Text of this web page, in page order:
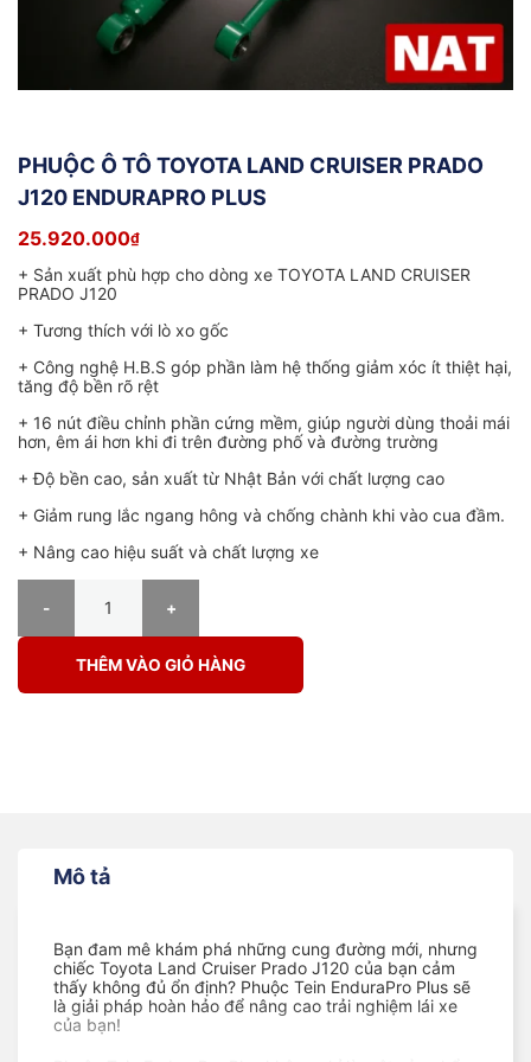
PHUỘC Ô TÔ TOYOTA LAND CRUISER PRADO
J120 ENDURAPRO PLUS
25.920.000₫
+ Sản xuất phù hợp cho dòng xe TOYOTA LAND CRUISER
PRADO J120
+ Tương thích với lò xo gốc
+ Công nghệ H.B.S góp phần làm hệ thống giảm xóc ít thiệt hại,
tăng độ bền rõ rệt
+ 16 nút điều chỉnh phần cứng mềm, giúp người dùng thoải mái
hơn, êm ái hơn khi đi trên đường phố và đường trường
+ Độ bền cao, sản xuất từ Nhật Bản với chất lượng cao
+ Giảm rung lắc ngang hông và chống chành khi vào cua đầm.
+ Nâng cao hiệu suất và chất lượng xe
THÊM VÀO GIỎ HÀNG
Mô tả
Bạn đam mê khám phá những cung đường mới, nhưng
chiếc Toyota Land Cruiser Prado J120 của bạn cảm
thấy không đủ ổn định? Phuộc Tein EnduraPro Plus sẽ
là giải pháp hoàn hảo để nâng cao trải nghiệm lái xe
của bạn!